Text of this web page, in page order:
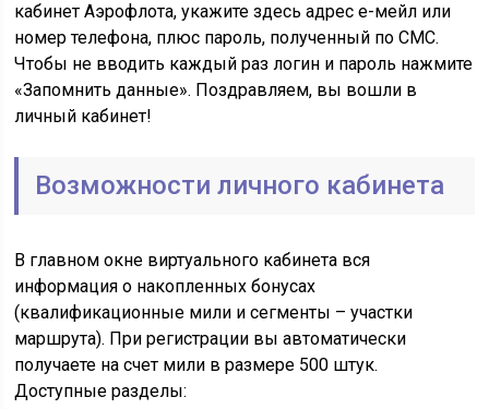
кабинет Аэрофлота, укажите здесь адрес е-мейл или
номер телефона, плюс пароль, полученный по СМС.
Чтобы не вводить каждый раз логин и пароль нажмите
«Запомнить данные». Поздравляем, вы вошли в
личный кабинет!
Возможности личного кабинета
В главном окне виртуального кабинета вся
информация о накопленных бонусах
(квалификационные мили и сегменты – участки
маршрута). При регистрации вы автоматически
получаете на счет мили в размере 500 штук.
Доступные разделы: